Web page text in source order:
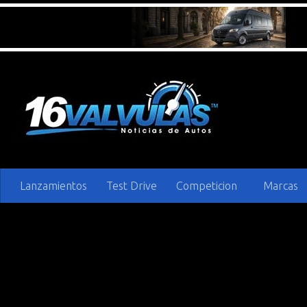
Lanzamientos Test Drive Competicion Marcas